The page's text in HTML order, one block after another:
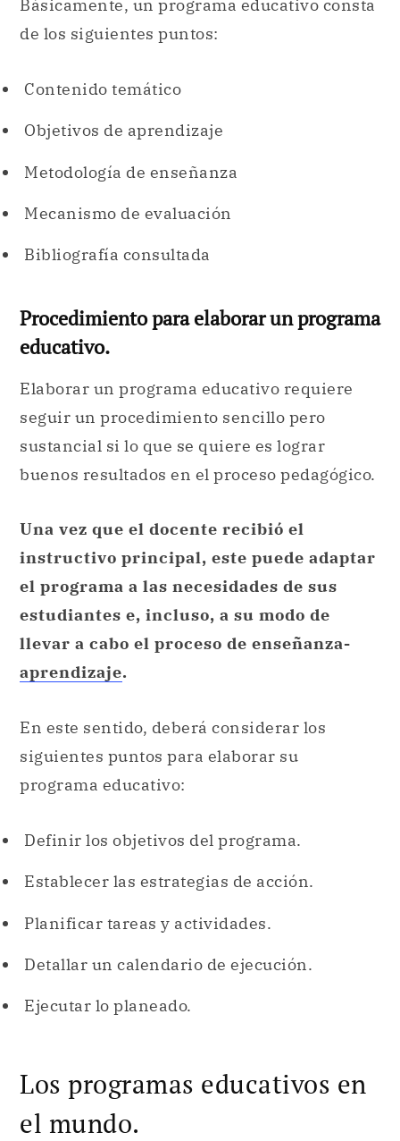
Básicamente, un programa educativo consta
de los siguientes puntos:
Contenido temático
Objetivos de aprendizaje
Metodología de enseñanza
Mecanismo de evaluación
Bibliografía consultada
Procedimiento para elaborar un programa
educativo.
Elaborar un programa educativo requiere
seguir un procedimiento sencillo pero
sustancial si lo que se quiere es lograr
buenos resultados en el proceso pedagógico.
Una vez que el docente recibió el
instructivo principal, este puede adaptar
el programa a las necesidades de sus
estudiantes e, incluso, a su modo de
llevar a cabo el proceso de enseñanza-
aprendizaje.
En este sentido, deberá considerar los
siguientes puntos para elaborar su
programa educativo:
Definir los objetivos del programa.
Establecer las estrategias de acción.
Planificar tareas y actividades.
Detallar un calendario de ejecución.
Ejecutar lo planeado.
Los programas educativos en
el mundo.